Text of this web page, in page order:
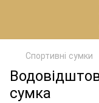
Спортивні сумки
сумка